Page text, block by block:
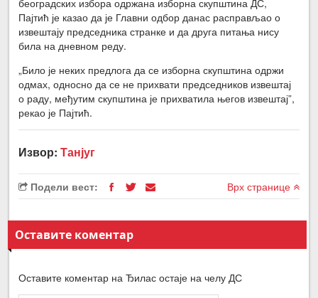
Пајтић је казао да је Главни одбор данас расправљао о
извештају председника странке и да друга питања нису
била на дневном реду.
„Било је неких предлога да се изборна скупштина одржи
одмах, односно да се не прихвати председников извештај
о раду, међутим скупштина је прихватила његов извештај”,
рекао је Пајтић.
Извор:Танјуг
Подели вест: Врх странице
Оставите коментар
Оставите коментар на Ђилас остаје на челу ДС